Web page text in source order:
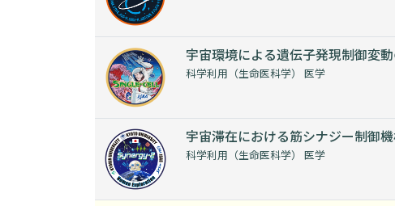
宇宙環境による遺伝子発現制御変
科学利用（生命医科学） 医学
宇宙滞在における筋シナジー制御
科学利用（生命医科学） 医学